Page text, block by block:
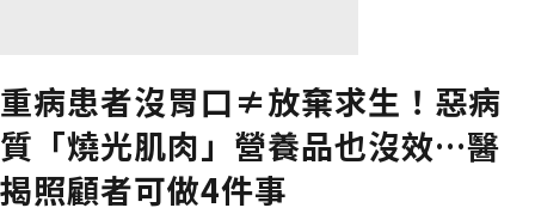
重病患者沒胃口≠放棄求生！惡病
質「燒光肌肉」營養品也沒效…醫
揭照顧者可做4件事